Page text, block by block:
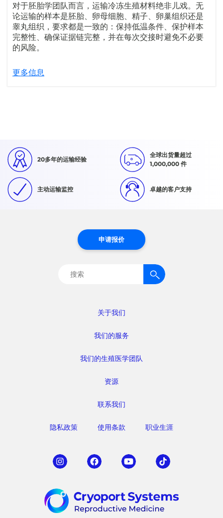
对于胚胎学团队而言，运输冷冻生殖材料绝非儿戏。无
论运输的样本是胚胎、卵母细胞、精子、卵巢组织还是
睾丸组织，要求都是一致的：保持低温条件、保护样本
完整性、确保证据链完整，并在每次交接时避免不必要
的风险。
更多信息
20多年的运输经验
全球出货量超过
1,000,000 件
主动运输监控 卓越的客户支持
关于我们
我们的服务
我们的生殖医学团队
资源
联系我们
隐私政策 使用条款 职业生涯
申请报价
搜